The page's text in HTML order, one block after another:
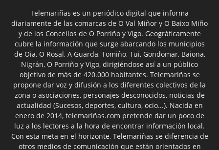
Telemariñas es un periódico digital que informa
diariamente de las comarcas de O Val Miñor y O Baixo Miño
y de los Concellos de O Porriño y Vigo. Geográficamente
cubre la información que surge abarcando los municipios
de Oia, O Rosal, A Guarda, Tomiño, Tui, Gondomar, Baiona,
Nigrán, O Porriño y Vigo, dirigiéndose así a un público
objetivo de más de 420.000 habitantes. Telemariñas se
propone dar voz y difusión a los diferentes colectivos de la
zona o asociaciones, personajes desconocidos, noticias de
actualidad (Sucesos, deportes, cultura, ocio...). Nacida en
enero de 2014, telemariñas.com pretende dar un poco de
luz a los lectores a la hora de encontrar información local.
Con esta meta en el horizonte, Telemariñas se diferencia de
otros medios de comunicación que están orientados en